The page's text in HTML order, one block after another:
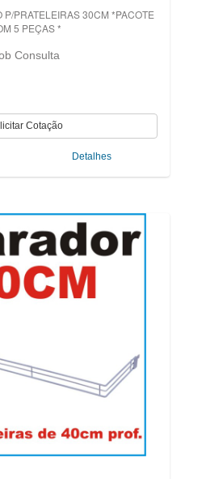
PRATELEIRAS 30CM *PACOTE
5 PEÇAS *
Consulta
Detalhes